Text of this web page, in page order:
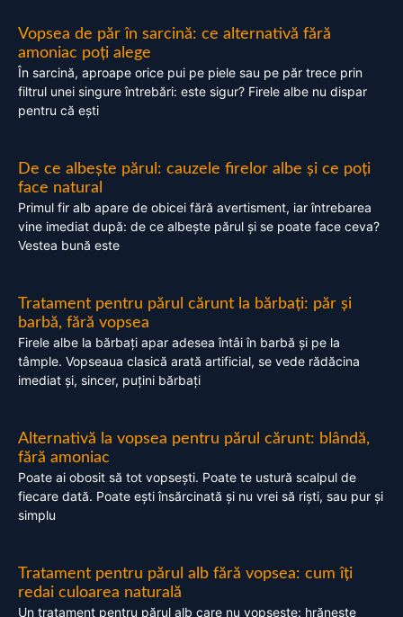
Vopsea de păr în sarcină: ce alternativă fără
amoniac poți alege
În sarcină, aproape orice pui pe piele sau pe păr trece prin
filtrul unei singure întrebări: este sigur? Firele albe nu dispar
pentru că ești
De ce albește părul: cauzele firelor albe și ce poți
face natural
Primul fir alb apare de obicei fără avertisment, iar întrebarea
vine imediat după: de ce albește părul și se poate face ceva?
Vestea bună este
Tratament pentru părul cărunt la bărbați: păr și
barbă, fără vopsea
Firele albe la bărbați apar adesea întâi în barbă și pe la
tâmple. Vopseaua clasică arată artificial, se vede rădăcina
imediat și, sincer, puțini bărbați
Alternativă la vopsea pentru părul cărunt: blândă,
fără amoniac
Poate ai obosit să tot vopsești. Poate te ustură scalpul de
fiecare dată. Poate ești însărcinată și nu vrei să riști, sau pur și
simplu
Tratament pentru părul alb fără vopsea: cum îți
redai culoarea naturală
Un tratament pentru părul alb care nu vopsește: hrănește